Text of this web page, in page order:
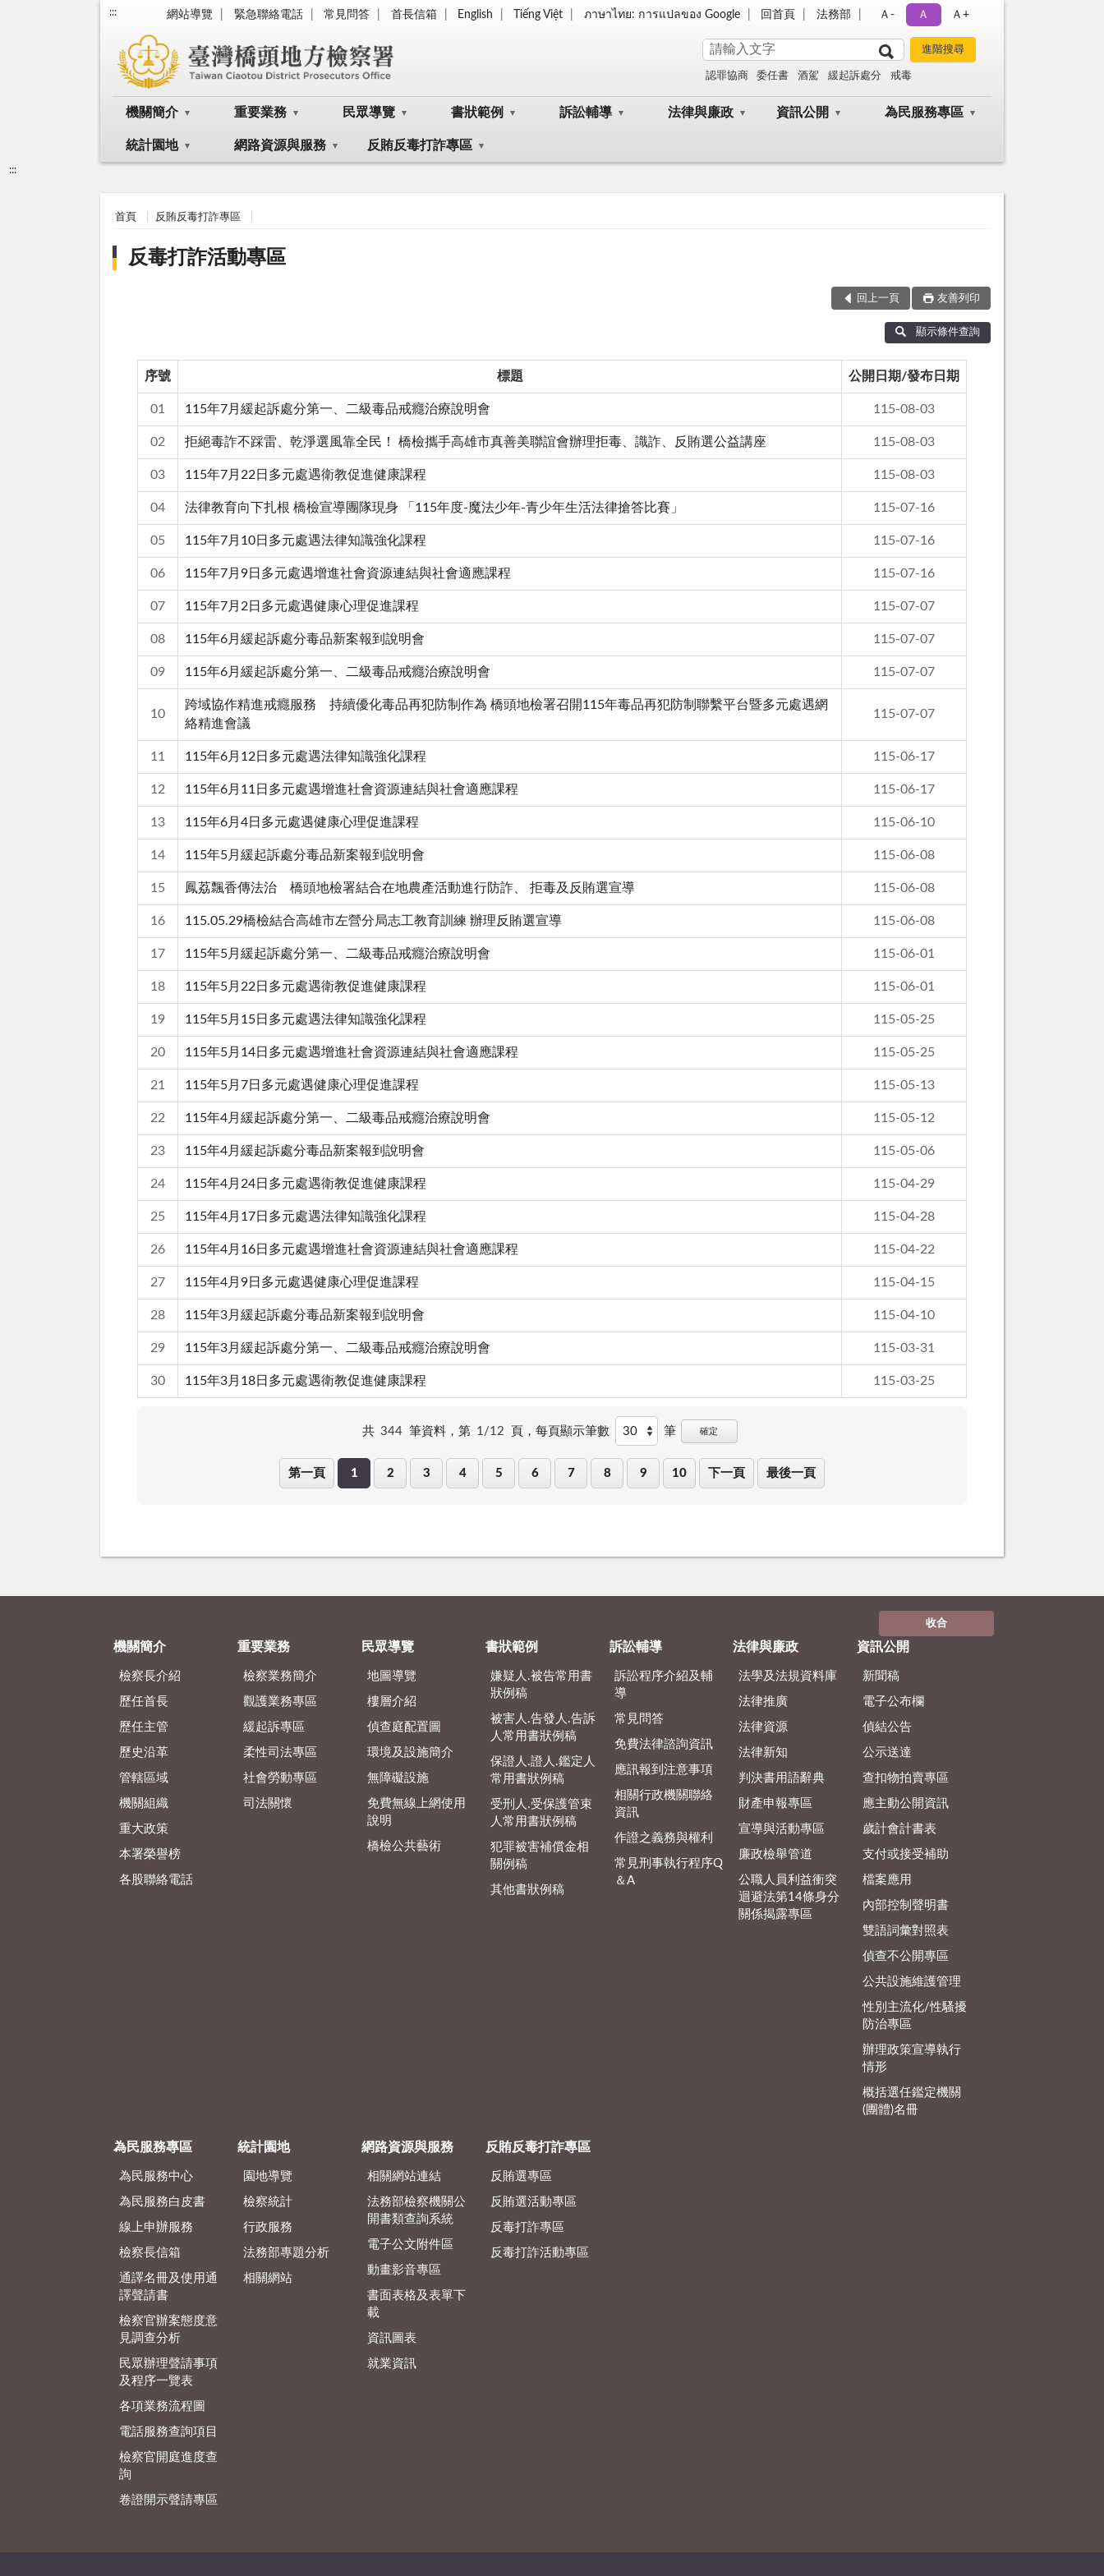
::: 網站導覽 緊急聯絡電話 常見問答 首長信箱 English Tiếng Việt ภาษาไทย: การแปลของ Google 回首頁 法務部 Ａ- Ａ Ａ+
認罪協商 委任書 酒駕 緩起訴處分 戒毒
機關簡介 重要業務 民眾導覽 書狀範例 訴訟輔導 法律與廉政 資訊公開 為民服務專區
統計園地 網路資源與服務 反賄反毒打詐專區
:::
首頁 反賄反毒打詐專區
反毒打詐活動專區
回上一頁 友善列印
顯示條件查詢
序號 標題 公開日期/發布日期
01 115年7月緩起訴處分第一、二級毒品戒癮治療說明會 115-08-03
02 拒絕毒詐不踩雷、乾淨選風靠全民！ 橋檢攜手高雄市真善美聯誼會辦理拒毒、識詐、反賄選公益講座 115-08-03
03 115年7月22日多元處遇衛教促進健康課程 115-08-03
04 法律教育向下扎根 橋檢宣導團隊現身 「115年度-魔法少年-青少年生活法律搶答比賽」 115-07-16
05 115年7月10日多元處遇法律知識強化課程 115-07-16
06 115年7月9日多元處遇增進社會資源連結與社會適應課程 115-07-16
07 115年7月2日多元處遇健康心理促進課程 115-07-07
08 115年6月緩起訴處分毒品新案報到說明會 115-07-07
09 115年6月緩起訴處分第一、二級毒品戒癮治療說明會 115-07-07
10
跨域協作精進戒癮服務 持續優化毒品再犯防制作為 橋頭地檢署召開115年毒品再犯防制聯繫平台暨多元處遇網
絡精進會議
115-07-07
11 115年6月12日多元處遇法律知識強化課程 115-06-17
12 115年6月11日多元處遇增進社會資源連結與社會適應課程 115-06-17
13 115年6月4日多元處遇健康心理促進課程 115-06-10
14 115年5月緩起訴處分毒品新案報到說明會 115-06-08
15 鳳荔飄香傳法治 橋頭地檢署結合在地農產活動進行防詐、 拒毒及反賄選宣導 115-06-08
16 115.05.29橋檢結合高雄市左營分局志工教育訓練 辦理反賄選宣導 115-06-08
17 115年5月緩起訴處分第一、二級毒品戒癮治療說明會 115-06-01
18 115年5月22日多元處遇衛教促進健康課程 115-06-01
19 115年5月15日多元處遇法律知識強化課程 115-05-25
20 115年5月14日多元處遇增進社會資源連結與社會適應課程 115-05-25
21 115年5月7日多元處遇健康心理促進課程 115-05-13
22 115年4月緩起訴處分第一、二級毒品戒癮治療說明會 115-05-12
23 115年4月緩起訴處分毒品新案報到說明會 115-05-06
24 115年4月24日多元處遇衛教促進健康課程 115-04-29
25 115年4月17日多元處遇法律知識強化課程 115-04-28
26 115年4月16日多元處遇增進社會資源連結與社會適應課程 115-04-22
27 115年4月9日多元處遇健康心理促進課程 115-04-15
28 115年3月緩起訴處分毒品新案報到說明會 115-04-10
29 115年3月緩起訴處分第一、二級毒品戒癮治療說明會 115-03-31
30 115年3月18日多元處遇衛教促進健康課程 115-03-25
共 344 筆資料，第 1/12 頁， 每頁顯示筆數 筆 確定
第一頁 1 2 3 4 5 6 7 8 9 10 下一頁 最後一頁
收合
機關簡介
檢察長介紹
歷任首長
歷任主管
歷史沿革
管轄區域
機關組織
重大政策
本署榮譽榜
各股聯絡電話
重要業務
檢察業務簡介
觀護業務專區
緩起訴專區
柔性司法專區
社會勞動專區
司法關懷
民眾導覽
地圖導覽
樓層介紹
偵查庭配置圖
環境及設施簡介
無障礙設施
免費無線上網使用
說明
橋檢公共藝術
書狀範例
嫌疑人.被告常用書
狀例稿
被害人.告發人.告訴
人常用書狀例稿
保證人.證人.鑑定人
常用書狀例稿
受刑人.受保護管束
人常用書狀例稿
犯罪被害補償金相
關例稿
其他書狀例稿
訴訟輔導
訴訟程序介紹及輔
導
常見問答
免費法律諮詢資訊
應訊報到注意事項
相關行政機關聯絡
資訊
作證之義務與權利
常見刑事執行程序Q
＆A
法律與廉政
法學及法規資料庫
法律推廣
法律資源
法律新知
判決書用語辭典
財產申報專區
宣導與活動專區
廉政檢舉管道
公職人員利益衝突
迴避法第14條身分
關係揭露專區
資訊公開
新聞稿
電子公布欄
偵結公告
公示送達
查扣物拍賣專區
應主動公開資訊
歲計會計書表
支付或接受補助
檔案應用
內部控制聲明書
雙語詞彙對照表
偵查不公開專區
公共設施維護管理
性別主流化/性騷擾
防治專區
辦理政策宣導執行
情形
概括選任鑑定機關
(團體)名冊
為民服務專區
為民服務中心
為民服務白皮書
線上申辦服務
檢察長信箱
通譯名冊及使用通
譯聲請書
檢察官辦案態度意
見調查分析
民眾辦理聲請事項
及程序一覽表
各項業務流程圖
電話服務查詢項目
檢察官開庭進度查
詢
卷證開示聲請專區
統計園地
園地導覽
檢察統計
行政服務
法務部專題分析
相關網站
網路資源與服務
相關網站連結
法務部檢察機關公
開書類查詢系統
電子公文附件區
動畫影音專區
書面表格及表單下
載
資訊圖表
就業資訊
反賄反毒打詐專區
反賄選專區
反賄選活動專區
反毒打詐專區
反毒打詐活動專區